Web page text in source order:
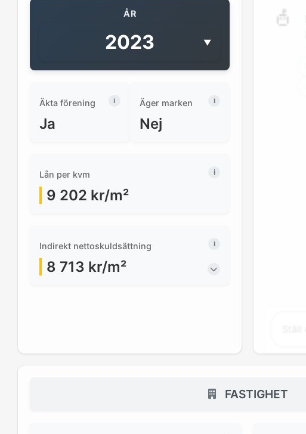
ÅR
2023 ▼
Äkta förening
Ja
Äger marken
Nej
Lån per kvm
9 202 kr/m²
Indirekt nettoskuldsättning
8 713 kr/m²
FASTIGHET